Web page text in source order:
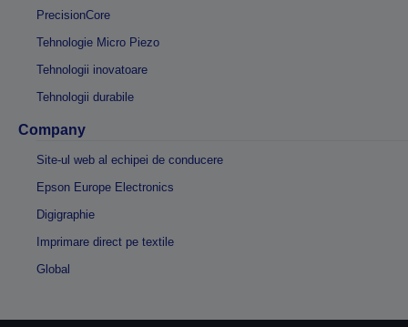
PrecisionCore
Tehnologie Micro Piezo
Tehnologii inovatoare
Tehnologii durabile
Company
Site-ul web al echipei de conducere
Epson Europe Electronics
Digigraphie
Imprimare direct pe textile
Global